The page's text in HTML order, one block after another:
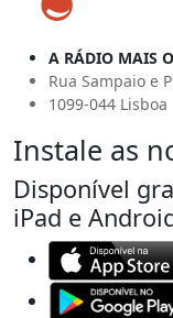
A RÁDIO MAIS
Rua Sampaio e
1099-044 Lisboa
Instale as
Disponível
iPad e